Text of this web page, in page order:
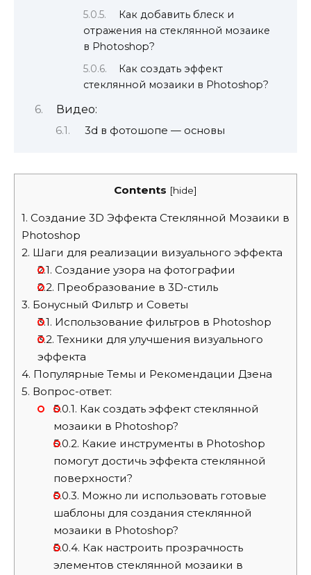
Как добавить блеск и
отражения на стеклянной мозаике
в Photoshop?
Как создать эффект
стеклянной мозаики в Photoshop?
Видео:
3d в фотошопе — основы
Contents [hide]
1. Создание 3D Эффекта Стеклянной Мозаики в
Photoshop
2. Шаги для реализации визуального эффекта
2.1. Создание узора на фотографии
2.2. Преобразование в 3D-стиль
3. Бонусный Фильтр и Советы
3.1. Использование фильтров в Photoshop
3.2. Техники для улучшения визуального
эффекта
4. Популярные Темы и Рекомендации Дзена
5. Вопрос-ответ:
5.0.1. Как создать эффект стеклянной
мозаики в Photoshop?
5.0.2. Какие инструменты в Photoshop
помогут достичь эффекта стеклянной
поверхности?
5.0.3. Можно ли использовать готовые
шаблоны для создания стеклянной
мозаики в Photoshop?
5.0.4. Как настроить прозрачность
элементов стеклянной мозаики в